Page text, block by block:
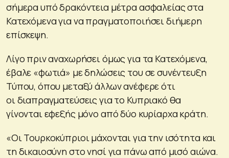
σήμερα υπό δρακόντεια μέτρα ασφαλείας στα
Κατεχόμενα για να πραγματοποιήσει διήμερη
επίσκεψη.
Λίγο πριν αναχωρήσει όμως για τα Κατεχόμενα,
έβαλε «φωτιά» με δηλώσεις του σε συνέντευξη
Τύπου, όπου μεταξύ άλλων ανέφερε ότι
οι διαπραγματεύσεις για το Κυπριακό θα
γίνονται εφεξής μόνο από δύο κυρίαρχα κράτη.
«Οι Τουρκοκύπριοι μάχονται για την ισότητα και
τη δικαιοσύνη στο νησί για πάνω από μισό αιώνα.